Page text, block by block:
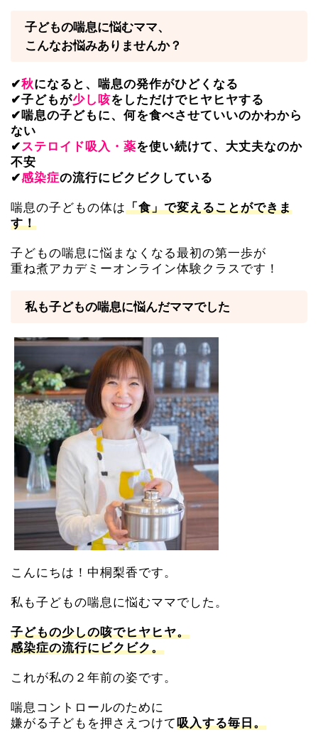
子どもの喘息に悩むママ、
こんなお悩みありませんか？
✔秋になると、喘息の発作がひどくなる
✔子どもが少し咳をしただけでヒヤヒヤする
✔喘息の子どもに、何を食べさせていいのかわから
ない
✔ステロイド吸入・薬を使い続けて、大丈夫なのか
不安
✔感染症の流行にビクビクしている
喘息の子どもの体は「食」で変えることができま
す！
子どもの喘息に悩まなくなる最初の第一歩が
重ね煮アカデミーオンライン体験クラスです！
私も子どもの喘息に悩んだママでした
こんにちは！中桐梨香です。
私も子どもの喘息に悩むママでした。
子どもの少しの咳でヒヤヒヤ。
感染症の流行にビクビク。
これが私の２年前の姿です。
喘息コントロールのために
嫌がる子どもを押さえつけて吸入する毎日。